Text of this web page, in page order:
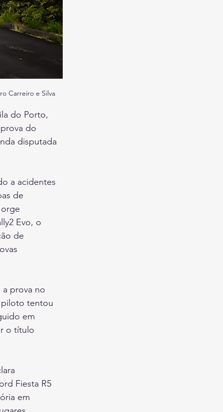
Carreiro e Silva
do Porto,
do
disputada
a acidentes
de
Evo, o
de
a prova no
piloto tentou
em
o título
Fiesta R5
em